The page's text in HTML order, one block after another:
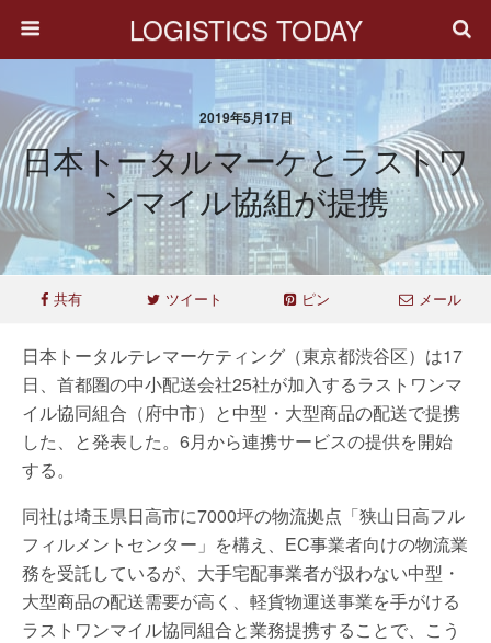
LOGISTICS TODAY
2019年5月17日
日本トータルマーケとラストワ
ンマイル協組が提携
共有 ツイート ピン メール
日本トータルテレマーケティング（東京都渋谷区）は17
日、首都圏の中小配送会社25社が加入するラストワンマ
イル協同組合（府中市）と中型・大型商品の配送で提携
した、と発表した。6月から連携サービスの提供を開始
する。
同社は埼玉県日高市に7000坪の物流拠点「狭山日高フル
フィルメントセンター」を構え、EC事業者向けの物流業
務を受託しているが、大手宅配事業者が扱わない中型・
大型商品の配送需要が高く、軽貨物運送事業を手がける
ラストワンマイル協同組合と業務提携することで、こう